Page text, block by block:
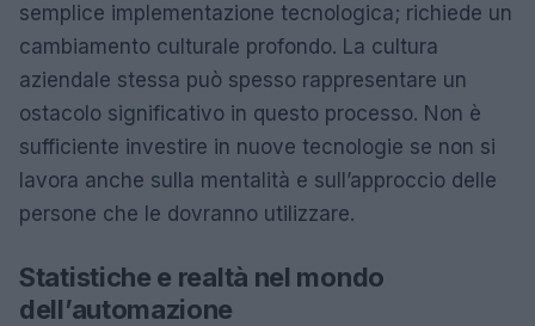
semplice implementazione tecnologica; richiede un
cambiamento culturale profondo. La cultura
aziendale stessa può spesso rappresentare un
ostacolo significativo in questo processo. Non è
sufficiente investire in nuove tecnologie se non si
lavora anche sulla mentalità e sull’approccio delle
persone che le dovranno utilizzare.
Statistiche e realtà nel mondo
dell’automazione